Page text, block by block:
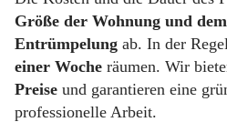
Größe der Wohnung und
Entrümpelung ab. In der
einer Woche räumen. Wir
Preise und garantieren eine
professionelle Arbeit.